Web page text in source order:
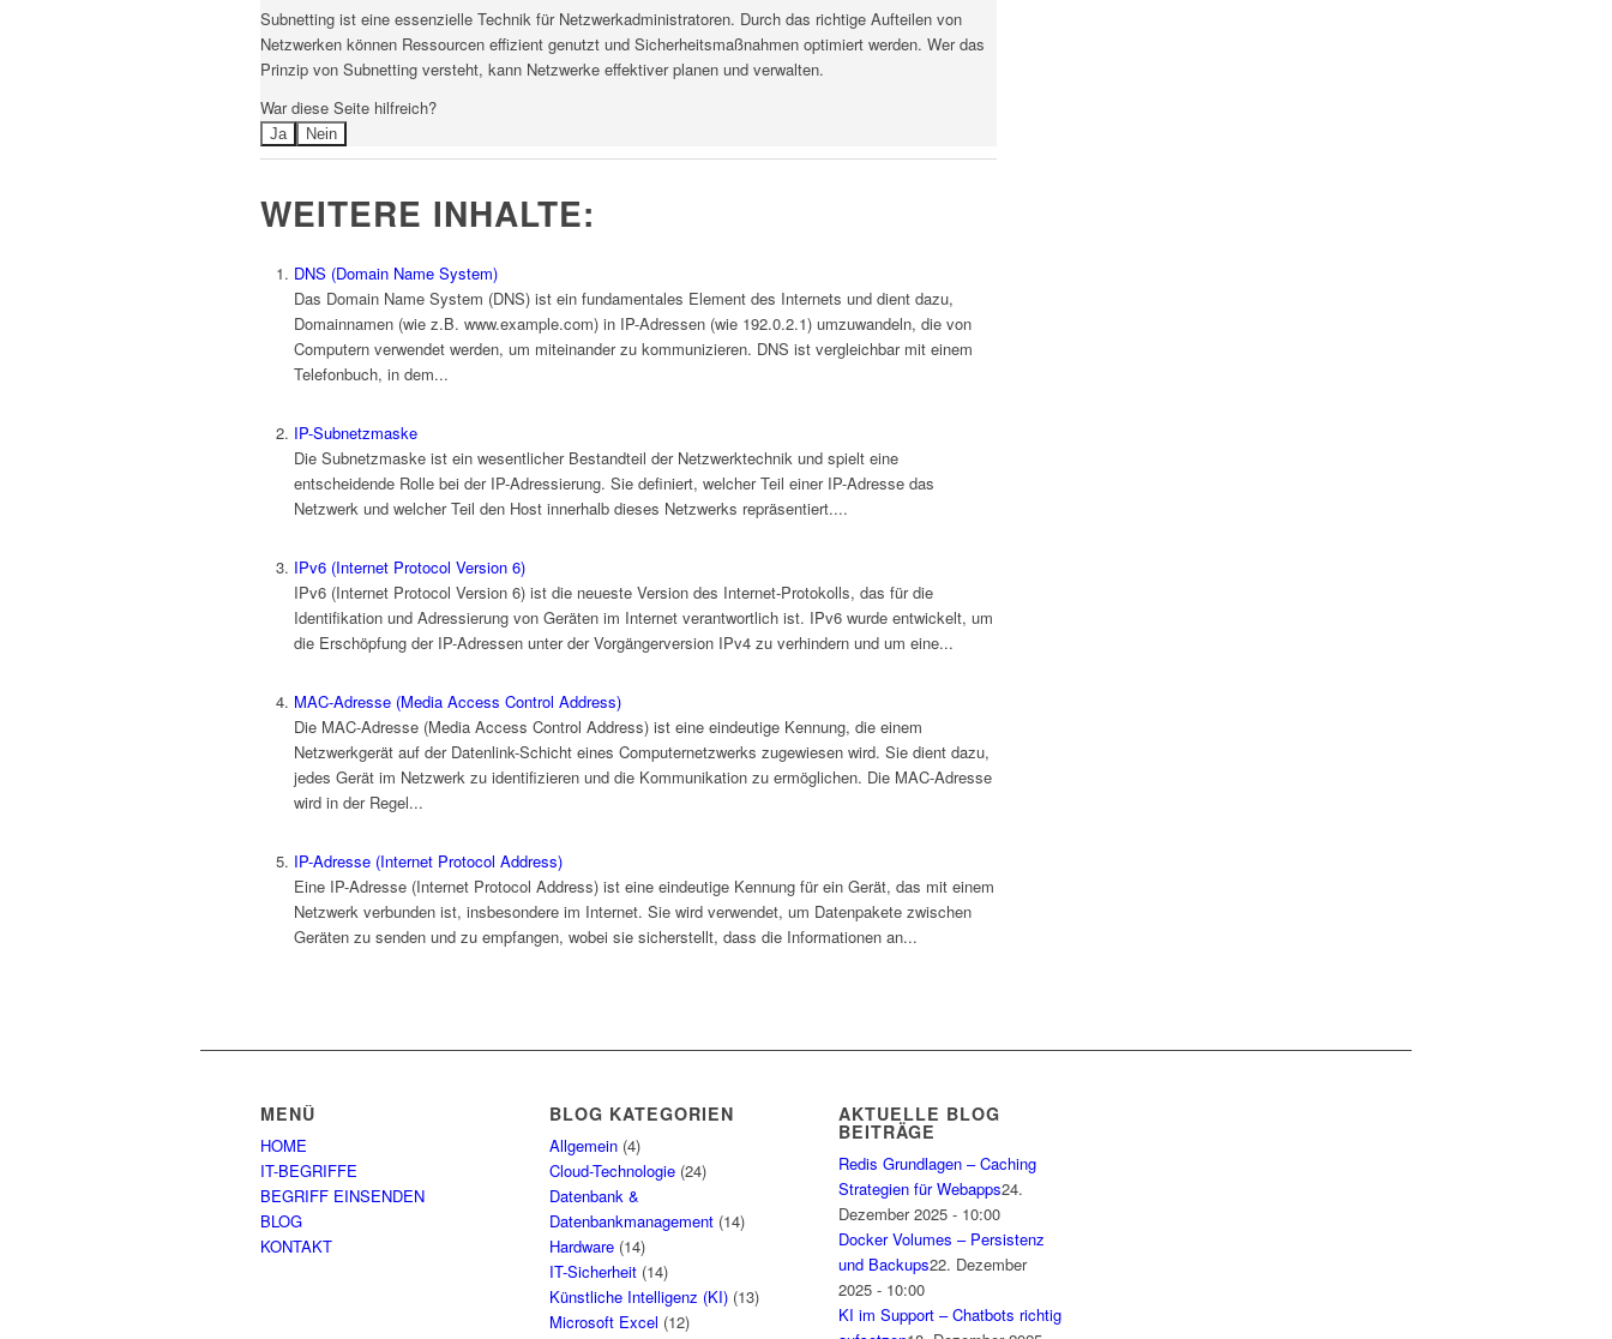
Subnetting ist eine essenzielle Technik für Netzwerkadministratoren. Durch das richtige Aufteilen von
Netzwerken können Ressourcen effizient genutzt und Sicherheitsmaßnahmen optimiert werden. Wer das
Prinzip von Subnetting versteht, kann Netzwerke effektiver planen und verwalten.
War diese Seite hilfreich?
Ja Nein
WEITERE INHALTE:
DNS (Domain Name System)
Das Domain Name System (DNS) ist ein fundamentales Element des Internets und dient dazu,
Domainnamen (wie z.B. www.example.com) in IP-Adressen (wie 192.0.2.1) umzuwandeln, die von
Computern verwendet werden, um miteinander zu kommunizieren. DNS ist vergleichbar mit einem
Telefonbuch, in dem...
IP-Subnetzmaske
Die Subnetzmaske ist ein wesentlicher Bestandteil der Netzwerktechnik und spielt eine
entscheidende Rolle bei der IP-Adressierung. Sie definiert, welcher Teil einer IP-Adresse das
Netzwerk und welcher Teil den Host innerhalb dieses Netzwerks repräsentiert....
IPv6 (Internet Protocol Version 6)
IPv6 (Internet Protocol Version 6) ist die neueste Version des Internet-Protokolls, das für die
Identifikation und Adressierung von Geräten im Internet verantwortlich ist. IPv6 wurde entwickelt, um
die Erschöpfung der IP-Adressen unter der Vorgängerversion IPv4 zu verhindern und um eine...
MAC-Adresse (Media Access Control Address)
Die MAC-Adresse (Media Access Control Address) ist eine eindeutige Kennung, die einem
Netzwerkgerät auf der Datenlink-Schicht eines Computernetzwerks zugewiesen wird. Sie dient dazu,
jedes Gerät im Netzwerk zu identifizieren und die Kommunikation zu ermöglichen. Die MAC-Adresse
wird in der Regel...
IP-Adresse (Internet Protocol Address)
Eine IP-Adresse (Internet Protocol Address) ist eine eindeutige Kennung für ein Gerät, das mit einem
Netzwerk verbunden ist, insbesondere im Internet. Sie wird verwendet, um Datenpakete zwischen
Geräten zu senden und zu empfangen, wobei sie sicherstellt, dass die Informationen an...
MENÜ
HOME
IT-BEGRIFFE
BEGRIFF EINSENDEN
BLOG
KONTAKT
BLOG KATEGORIEN
Allgemein (4)
Cloud-Technologie (24)
Datenbank &
Datenbankmanagement (14)
Hardware (14)
IT-Sicherheit (14)
Künstliche Intelligenz (KI) (13)
Microsoft Excel (12)
AKTUELLE BLOG
BEITRÄGE
Redis Grundlagen – Caching
Strategien für Webapps24.
Dezember 2025 - 10:00
Docker Volumes – Persistenz
und Backups22. Dezember
2025 - 10:00
KI im Support – Chatbots richtig